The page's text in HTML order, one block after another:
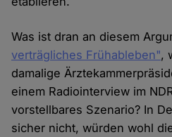
Was ist dran an diesem
verträgliches Frühableben",
damalige
einem Radiointerview im
vorstellbares Szenario? In
sicher nicht, würden wohl